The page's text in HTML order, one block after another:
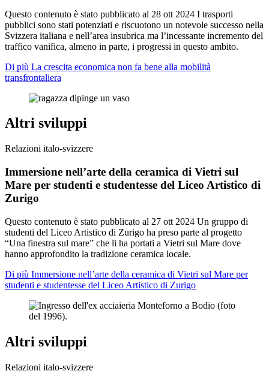
Questo contenuto è stato pubblicato al 28 ott 2024 I trasporti
pubblici sono stati potenziati e riscuotono un notevole successo nella
Svizzera italiana e nell’area insubrica ma l’incessante incremento del
traffico vanifica, almeno in parte, i progressi in questo ambito.
Di più La crescita economica non fa bene alla mobilità
transfrontaliera
Altri sviluppi
Relazioni italo-svizzere
Immersione nell’arte della ceramica di Vietri sul
Mare per studenti e studentesse del Liceo Artistico di
Zurigo
Questo contenuto è stato pubblicato al 27 ott 2024 Un gruppo di
studenti del Liceo Artistico di Zurigo ha preso parte al progetto
“Una finestra sul mare” che li ha portati a Vietri sul Mare dove
hanno approfondito la tradizione ceramica locale.
Di più Immersione nell’arte della ceramica di Vietri sul Mare per
studenti e studentesse del Liceo Artistico di Zurigo
Altri sviluppi
Relazioni italo-svizzere